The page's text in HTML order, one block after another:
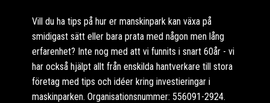
Vill du ha tips på hur er manskinpark kan växa på
smidigast sätt eller bara prata med någon men lång
erfarenhet? Inte nog med att vi funnits i snart 60år - vi
har också hjälpt allt från enskilda hantverkare till stora
företag med tips och idéer kring investieringar i
maskinparken. Organisationsnummer: 556091-2924.